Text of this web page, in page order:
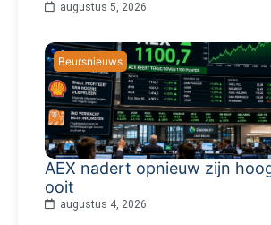
augustus 5, 2026
Beursnieuws
AEX nadert opnieuw zijn
ooit
augustus 4, 2026